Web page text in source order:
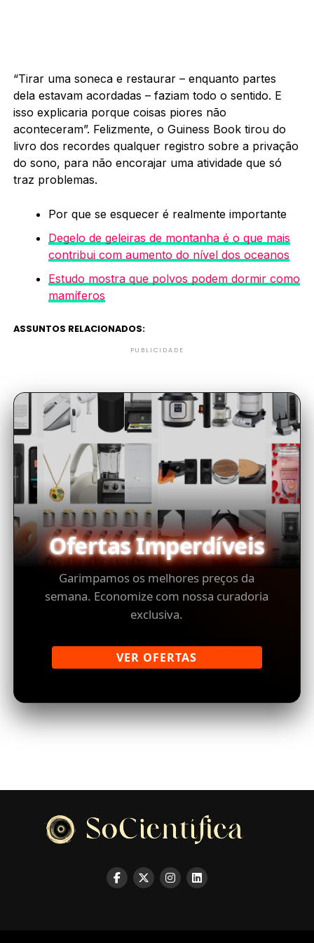
“Tirar uma soneca e restaurar – enquanto partes
dela estavam acordadas – faziam todo o sentido. E
isso explicaria porque coisas piores não
aconteceram”. Felizmente, o Guiness Book tirou do
livro dos recordes qualquer registro sobre a privação
do sono, para não encorajar uma atividade que só
traz problemas.
Por que se esquecer é realmente importante
Degelo de geleiras de montanha é o que mais
contribui com aumento do nível dos oceanos
Estudo mostra que polvos podem dormir como
mamíferos
ASSUNTOS RELACIONADOS:
PUBLICIDADE
Ofertas Imperdíveis
Garimpamos os melhores preços da
semana. Economize com nossa curadoria
exclusiva.
VER OFERTAS